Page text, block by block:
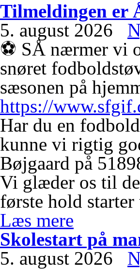
Tilmeldingen er
5. august 2026
⚽️ SÅ nærmer vi
snøret
sæsonen på
https://
Har du en
kunne vi rigtig
Bøjgaard på
Vi glæder os til
første hold
Læs mere
Skolestart på
5. august 2026